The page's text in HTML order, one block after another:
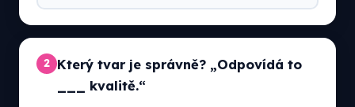
2 Který tvar je správně? „Odpovídá to
___ kvalitě.“